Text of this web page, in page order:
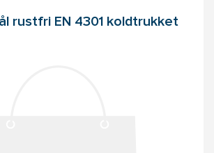
rustfri EN 4301 koldtrukket